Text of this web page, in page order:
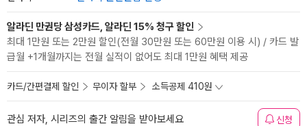
알라딘 만권당 삼성카드, 알라딘 15% 청구 할인
최대 1만원 또는 2만원 할인(전월 30만원 또는 60만원 이용 시) / 카드 발
급월 +1개월까지는 전월 실적이 없어도 최대 1만원 혜택 제공
카드/간편결제 할인 무이자 할부 소득공제 410원
관심 저자, 시리즈의 출간 알림을 받아보세요 신청